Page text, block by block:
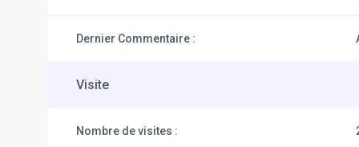
Dernier Commentaire :
Visite
Nombre de visites :